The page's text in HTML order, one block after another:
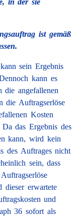
in der sie
ist gemäß
sein Ergebnis
kann es
die angefallenen
die Auftragserlöse
Kosten
das Ergebnis des
kann, wird kein
des Auftrages nicht
sein, dass
dieser erwartete
und
36 sofort als